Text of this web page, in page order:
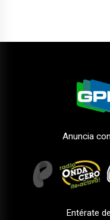
Anuncia
Entérate